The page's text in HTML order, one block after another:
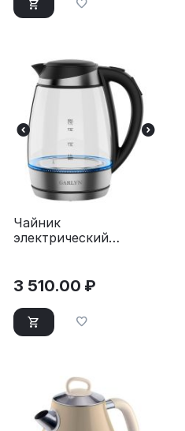
Чайник
электрический
3 510.00 ₽